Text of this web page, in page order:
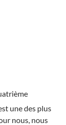
une des plus
nous, nous